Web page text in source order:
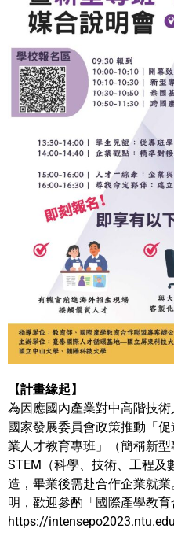
【計畫緣起】
為因應國內產業對中高階技
國家發展委員會政策推動「
業人才教育專班」（簡稱新
STEM（科學、技術、工程及
造，畢業後需赴合作企業就
明，歡迎參酌「國際產學教育
https://